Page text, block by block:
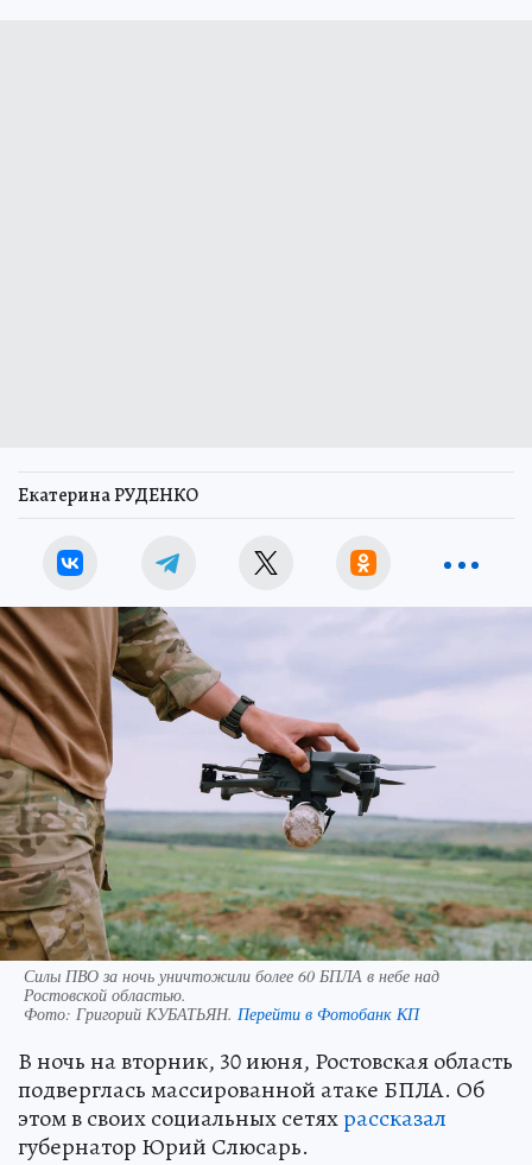
Екатерина РУДЕНКО
Силы ПВО за ночь уничтожили более 60 БПЛА в небе над
Ростовской областью.
Фото: Григорий КУБАТЬЯН. Перейти в Фотобанк КП
В ночь на вторник, 30 июня, Ростовская область
подверглась массированной атаке БПЛА. Об
этом в своих социальных сетяхрассказал
губернатор Юрий Слюсарь.